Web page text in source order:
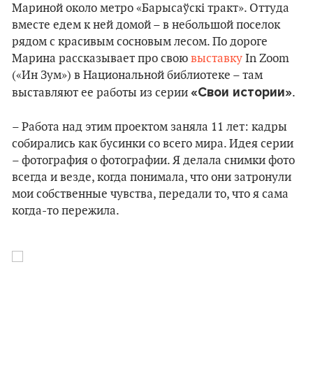
Мариной около метро «Барысаўскі тракт». Оттуда
вместе едем к ней домой – в небольшой поселок
рядом с красивым сосновым лесом. По дороге
Марина рассказывает про свою выставку In Zoom
(«Ин Зум») в Национальной библиотеке – там
выставляют ее работы из серии «Свои истории».
– Работа над этим проектом заняла 11 лет: кадры
собирались как бусинки со всего мира. Идея серии
– фотография о фотографии. Я делала снимки фото
всегда и везде, когда понимала, что они затронули
мои собственные чувства, передали то, что я сама
когда-то пережила.